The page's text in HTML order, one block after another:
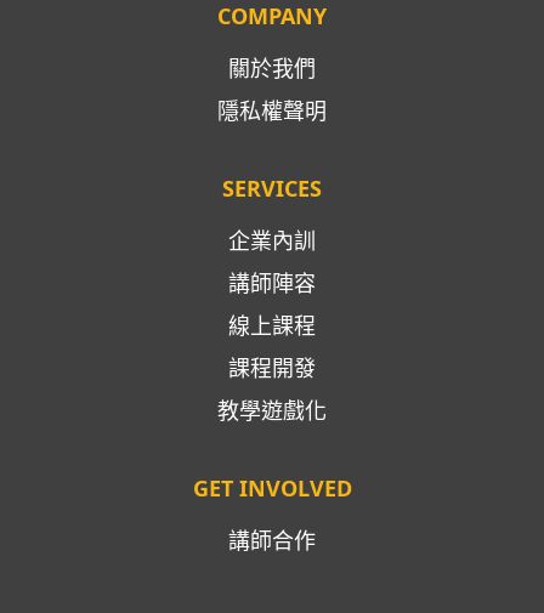
COMPANY
關於我們
隱私權聲明
SERVICES
企業內訓
講師陣容
線上課程
課程開發
教學遊戲化
GET INVOLVED
講師合作